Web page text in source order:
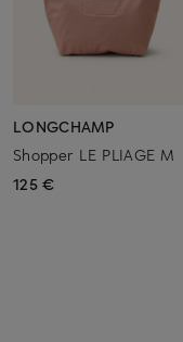
LONGCHAMP
Shopper LE PLIAGE M
125 €